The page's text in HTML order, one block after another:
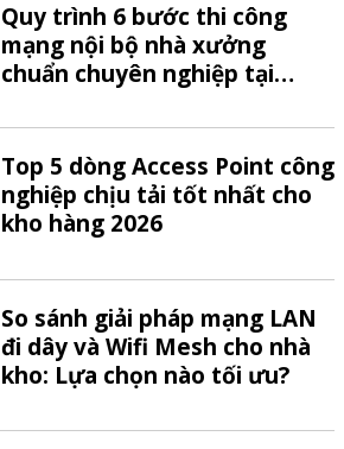
Quy trình 6 bước thi công
mạng nội bộ nhà xưởng
chuẩn chuyên nghiệp tại
Top 5 dòng Access Point công
nghiệp chịu tải tốt nhất cho
kho hàng 2026
So sánh giải pháp mạng LAN
đi dây và Wifi Mesh cho nhà
kho: Lựa chọn nào tối ưu?